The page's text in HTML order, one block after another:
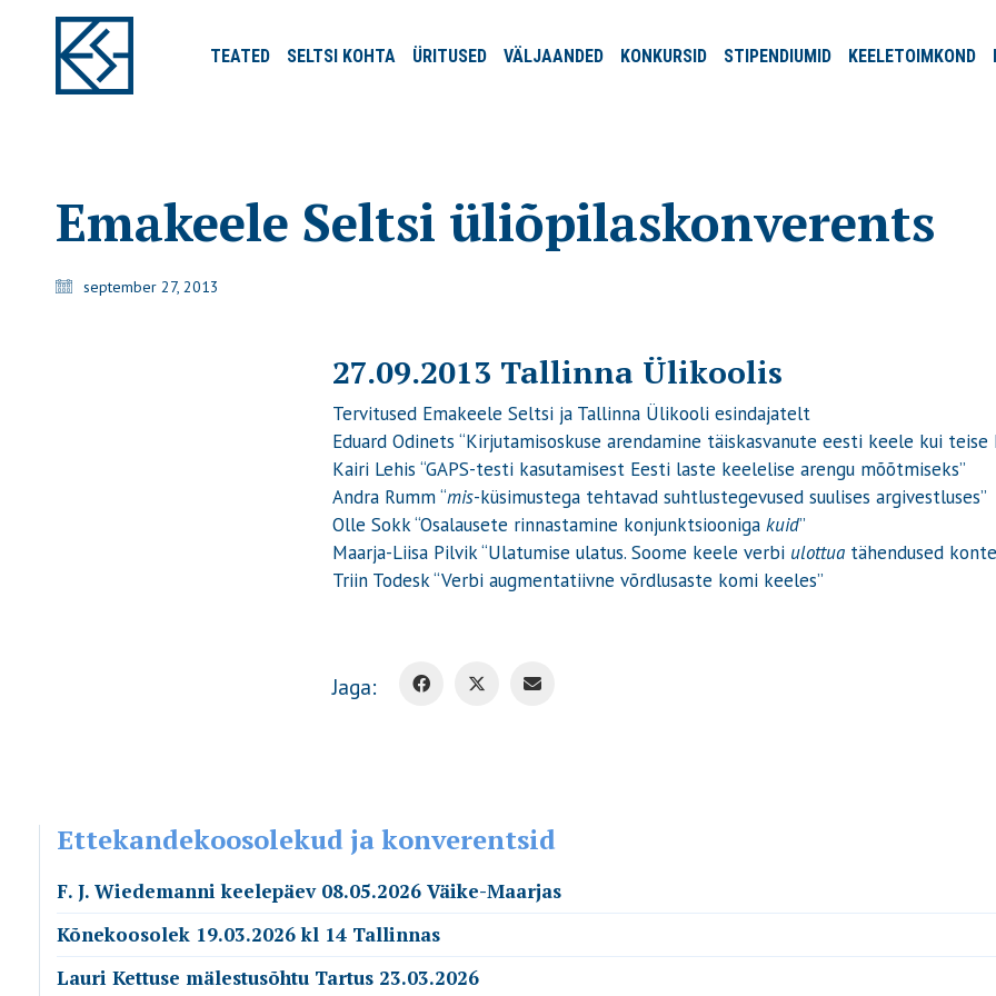
TEATED SELTSI KOHTA ÜRITUSED VÄLJAANDED KONKURSID STIPENDIUMID KEELETOIMKOND
Emakeele Seltsi üliõpilaskonverents
september 27, 2013
27.09.2013 Tallinna Ülikoolis
Tervitused Emakeele Seltsi ja Tallinna Ülikooli esindajatelt
Eduard Odinets “Kirjutamisoskuse arendamine täiskasvanute eesti keele kui teise
Kairi Lehis “GAPS-testi kasutamisest Eesti laste keelelise arengu mõõtmiseks”
Andra Rumm “mis-küsimustega tehtavad suhtlustegevused suulises argivestluses”
Olle Sokk “Osalausete rinnastamine konjunktsiooniga kuid”
Maarja-Liisa Pilvik “Ulatumise ulatus. Soome keele verbi ulottuatähendused
Triin Todesk “Verbi augmentatiivne võrdlusaste komi keeles”
Jaga:
Ettekandekoosolekud ja konverentsid
F. J. Wiedemanni keelepäev 08.05.2026 Väike-Maarjas
Kõnekoosolek 19.03.2026 kl 14 Tallinnas
Lauri Kettuse mälestusõhtu Tartus 23.03.2026